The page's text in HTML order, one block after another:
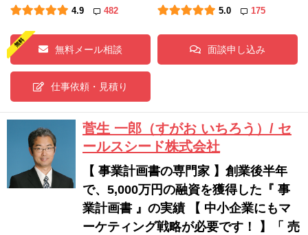
4.9
482
5.0
175
無料メール相談 面談申し込み
仕事依頼・見積り
菅生 一郎（すがお いちろう）/ セ
ールスシード株式会社
【 事業計画書の専門家 】創業後半年
で、5,000万円の融資を獲得した『 事
業計画書 』の実績 【 中小企業にもマ
ーケティング戦略が必要です！ 】「 売